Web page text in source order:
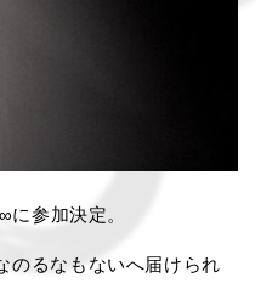
に参加決定。
のるなもないへ届けられ